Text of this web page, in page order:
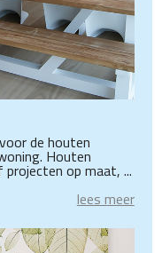
de houten
Houten
op maat, ...
lees meer